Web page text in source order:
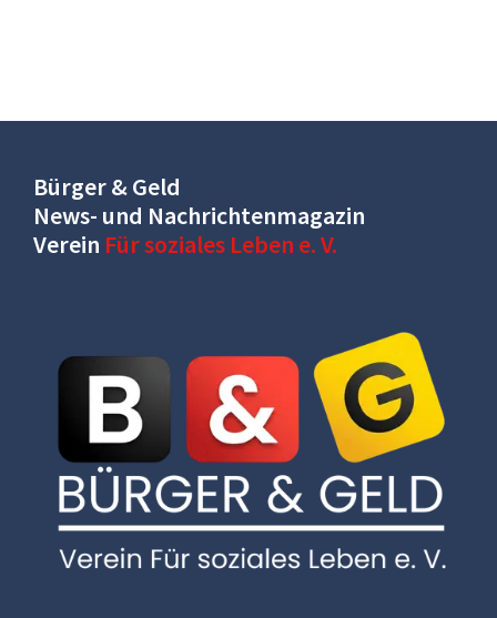
Bürger & Geld
News- und Nachrichtenmagazin
Verein Für soziales Leben e. V.